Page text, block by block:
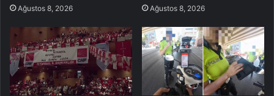
Ağustos 8, 2026 Ağustos 8, 2026